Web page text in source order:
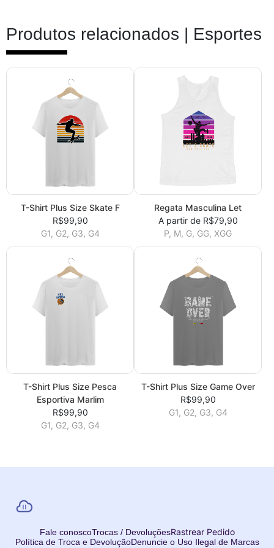
Produtos relacionados | Esportes
T-Shirt Plus Size Skate F
R$99,90
G1, G2, G3, G4
Regata Masculina Let
A partir de R$79,90
P, M, G, GG, XGG
T-Shirt Plus Size Pesca
Esportiva Marlim
R$99,90
G1, G2, G3, G4
T-Shirt Plus Size Game Over
R$99,90
G1, G2, G3, G4
Fale conoscoTrocas / DevoluçõesRastrear Pedido
Política de Troca e DevoluçãoDenuncie o Uso Ilegal de Marcas